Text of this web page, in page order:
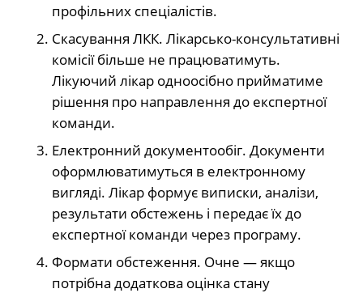
профільних спеціалістів.
Скасування ЛКК. Лікарсько-консультативні
комісії більше не працюватимуть.
Лікуючий лікар одноосібно прийматиме
рішення про направлення до експертної
команди.
Електронний документообіг. Документи
оформлюватимуться в електронному
вигляді. Лікар формує виписки, аналізи,
результати обстежень і передає їх до
експертної команди через програму.
Формати обстеження. Очне — якщо
потрібна додаткова оцінка стану